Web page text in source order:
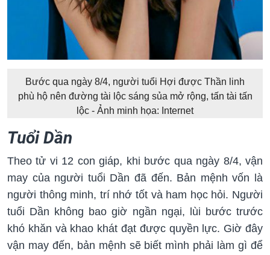
Bước qua ngày 8/4, người tuổi Hợi được Thần linh
phù hộ nên đường tài lộc sáng sủa mở rộng, tấn tài tấn
lộc - Ảnh minh họa: Internet
Tuổi Dần
Theo tử vi 12 con giáp, khi bước qua ngày 8/4, vận
may của người tuổi Dần đã đến. Bản mệnh vốn là
người thông minh, trí nhớ tốt và ham học hỏi. Người
tuổi Dần không bao giờ ngần ngại, lùi bước trước
khó khăn và khao khát đạt được quyền lực. Giờ đây
vận may đến, bản mệnh sẽ biết mình phải làm gì để